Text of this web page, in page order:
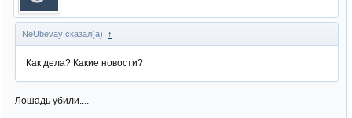
NeUbevay сказал(а): ↑
Как дела? Какие новости?
Лошадь убили....